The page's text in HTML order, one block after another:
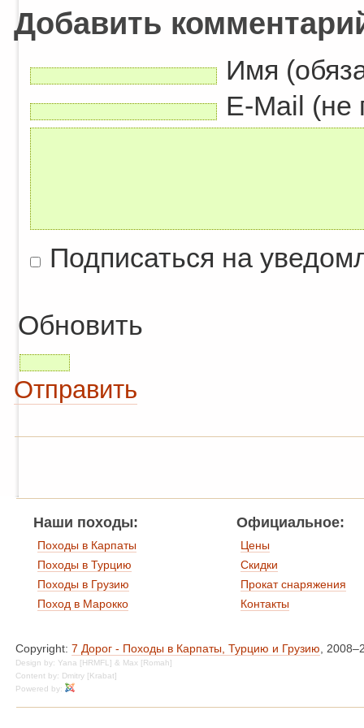
Добавить
Имя
E-Mail (не
Подписаться на
Обновить
Отправить
Наши походы:
Походы в Карпаты
Походы в Турцию
Походы в Грузию
Поход в Марокко
Официальное:
Цены
Скидки
Прокат снаряжения
Контакты
Copyright: 7 Дорог - Походы в Карпаты, Турцию и Грузию,
Design by: Yana [HRMFL] & Max [Romah]
Content by: Dmitry [Krabat]
Powered by: